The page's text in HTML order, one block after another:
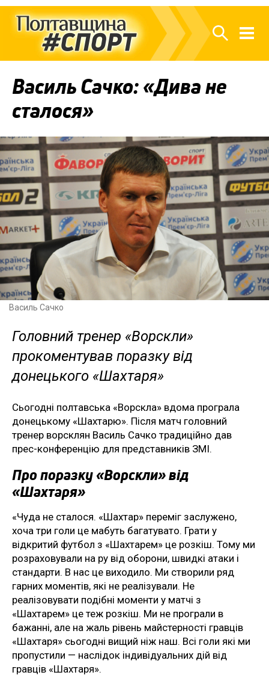
Василь Сачко: «Дива не
сталося»
Василь Сачко
Головний тренер «Ворскли»
прокоментував поразку від
донецького «Шахтаря»
Сьогодні полтавська «Ворскла» вдома програла
донецькому «Шахтарю». Після матч головний
тренер ворсклян Василь Сачко традиційно дав
прес-конференцію для представників ЗМІ.
Про поразку «Ворскли» від
«Шахтаря»
«Чуда не сталося. «Шахтар» переміг заслужено,
хоча три голи це мабуть багатувато. Грати у
відкритий футбол з «Шахтарем» це розкіш. Тому ми
розраховували на ру від оборони, швидкі атаки і
стандарти. В нас це виходило. Ми створили ряд
гарних моментів, які не реалізували. Не
реалізовувати подібні моменти у матчі з
«Шахтарем» це теж розкіш. Ми не програли в
бажанні, але на жаль рівень майстерності гравців
«Шахтаря» сьогодні вищий ніж наш. Всі голи які ми
пропустили — наслідок індивідуальних дій від
гравців «Шахтаря».